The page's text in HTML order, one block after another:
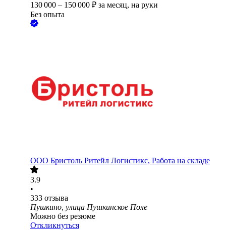
130 000 – 150 000 ₽ за месяц, на руки
Без опыта
ООО Бристоль Ритейл Логистикс, Работа на складе
3.9
•
333 отзыва
Пушкино, улица Пушкинское Поле
Можно без резюме
Откликнуться